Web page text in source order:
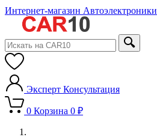
Интернет-магазин Автоэлектроники
Эксперт Консультация
0 Корзина 0 ₽